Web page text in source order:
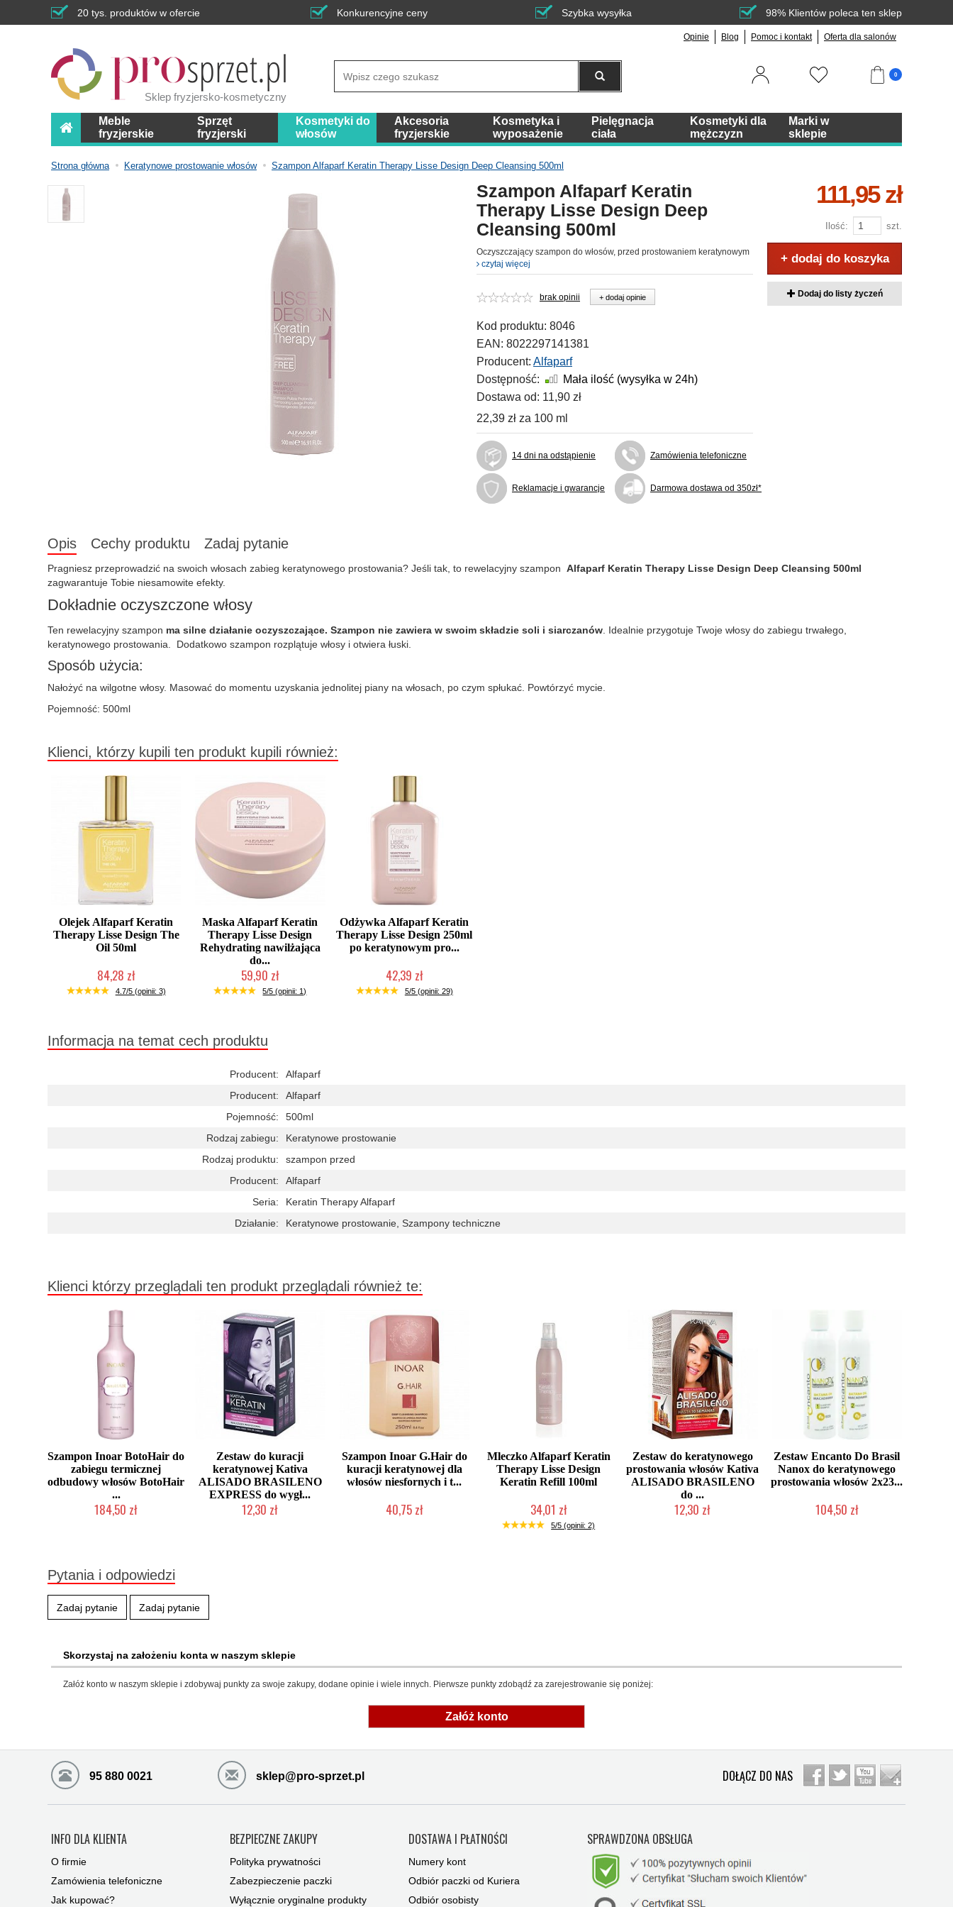
20 tys. produktów w ofercie Konkurencyjne ceny Szybka wysyłka 98% Klientów poleca ten sklep
Opinie Blog Pomoc i kontakt Oferta dla salonów
Sklep fryzjersko-kosmetyczny
0
Meble
fryzjerskie
Sprzęt
fryzjerski
Kosmetyki do
włosów
Akcesoria
fryzjerskie
Kosmetyka i
wyposażenie
Pielęgnacja
ciała
Kosmetyki dla
mężczyzn
Marki w
sklepie
Strona główna Keratynowe prostowanie włosów Szampon Alfaparf Keratin Therapy Lisse Design Deep Cleansing 500ml
Szampon Alfaparf Keratin
Therapy Lisse Design Deep
Cleansing 500ml
Oczyszczający szampon do włosów, przed prostowaniem keratynowym
czytaj więcej
brak opinii + dodaj opinie
Kod produktu: 8046
EAN: 8022297141381
Producent: Alfaparf
Dostępność:
Mała ilość (wysyłka w 24h)
Dostawa od: 11,90 zł
22,39 zł za 100 ml
14 dni na odstąpienie Zamówienia telefoniczne
Reklamacje i gwarancje Darmowa dostawa od 350zł*
111,95 zł
Ilość: szt.
+ dodaj do koszyka
Dodaj do listy życzeń
Opis Cechy produktu Zadaj pytanie
Pragniesz przeprowadzić na swoich włosach zabieg keratynowego prostowania? Jeśli tak, to rewelacyjny szampon Alfaparf Keratin Therapy Lisse Design Deep Cleansing 500ml
zagwarantuje Tobie niesamowite efekty.
Dokładnie oczyszczone włosy
Ten rewelacyjny szampon ma silne działanie oczyszczające. Szampon nie zawiera w swoim składzie soli i siarczanów . Idealnie przygotuje Twoje włosy do zabiegu trwałego,
keratynowego prostowania. Dodatkowo szampon rozplątuje włosy i otwiera łuski.
Sposób użycia:
Nałożyć na wilgotne włosy. Masować do momentu uzyskania jednolitej piany na włosach, po czym spłukać. Powtórzyć mycie.
Pojemność: 500ml
Klienci, którzy kupili ten produkt kupili również:
Olejek Alfaparf Keratin
Therapy Lisse Design The
Oil 50ml
84,28 zł
Mała ilość (wysyłka w 24h)
4.7/5 (opinii: 3)
Maska Alfaparf Keratin
Therapy Lisse Design
Rehydrating nawilżająca
do...
59,90 zł
Duża ilość (wysyłka w 24h)
5/5 (opinii: 1)
Odżywka Alfaparf Keratin
Therapy Lisse Design 250ml
po keratynowym pro...
42,39 zł
Duża ilość (wysyłka w 24h)
5/5 (opinii: 29)
Informacja na temat cech produktu
Producent:
Alfaparf
Producent:
Alfaparf
Pojemność:
500ml
Rodzaj zabiegu:
Keratynowe prostowanie
Rodzaj produktu:
szampon przed
Producent:
Alfaparf
Seria:
Keratin Therapy Alfaparf
Działanie:
Keratynowe prostowanie, Szampony techniczne
Klienci którzy przeglądali ten produkt przeglądali również te:
Szampon Inoar BotoHair do
zabiegu termicznej
odbudowy włosów BotoHair
...
184,50 zł
Zestaw do kuracji
keratynowej Kativa
ALISADO BRASILENO
EXPRESS do wygł...
12,30 zł
Szampon Inoar G.Hair do
kuracji keratynowej dla
włosów niesfornych i t...
40,75 zł
Mleczko Alfaparf Keratin
Therapy Lisse Design
Keratin Refill 100ml
34,01 zł
Produkt wycofany
5/5 (opinii: 2)
Zestaw do keratynowego
prostowania włosów Kativa
ALISADO BRASILENO
do ...
12,30 zł
Zestaw Encanto Do Brasil
Nanox do keratynowego
prostowania włosów 2x23...
104,50 zł
Pytania i odpowiedzi
Zadaj pytanie Zadaj pytanie
Skorzystaj na założeniu konta w naszym sklepie
Załóż konto w naszym sklepie i zdobywaj punkty za swoje zakupy, dodane opinie i wiele innych. Pierwsze punkty zdobądź za zarejestrowanie się poniżej:
Załóż konto
95 880 0021 sklep@pro-sprzet.pl DOŁĄCZ DO NAS
INFO DLA KLIENTA
O firmie
Zamówienia telefoniczne
Jak kupować?
BEZPIECZNE ZAKUPY
Polityka prywatności
Zabezpieczenie paczki
Wyłącznie oryginalne produkty
DOSTAWA I PŁATNOŚCI
Numery kont
Odbiór paczki od Kuriera
Odbiór osobisty
SPRAWDZONA OBSŁUGA